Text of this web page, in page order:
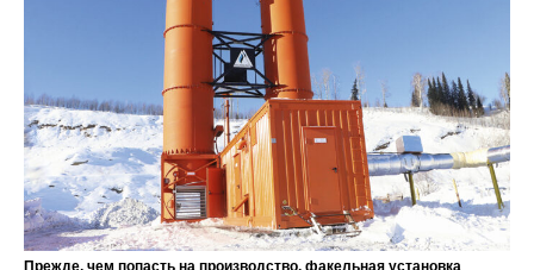
Прежде, чем попасть на производство, факельная установка